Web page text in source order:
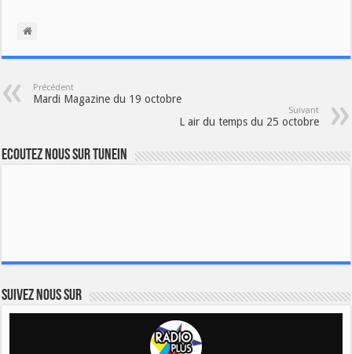
Précédent
Mardi Magazine du 19 octobre
Suivant
L air du temps du 25 octobre
Ecoutez nous sur TuneIn
Suivez nous sur